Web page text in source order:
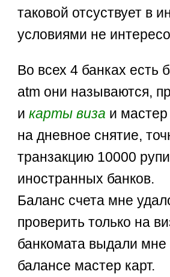
таковой отсуствует в
условиями не
Во всех 4 банках есть
atm они называются,
икарты виза и
на дневное снятие,
транзакцию 10000
иностранных банков.
Баланс счета мне
проверить только на
банкомата выдали
балансе мастер карт.